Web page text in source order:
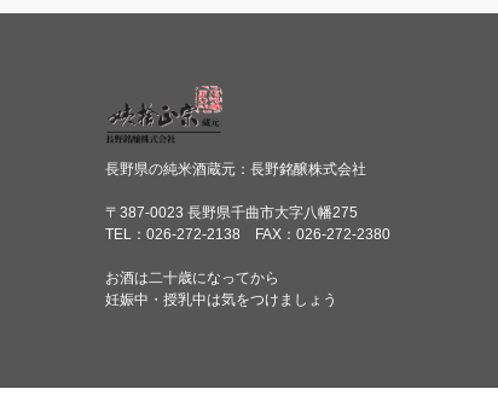
長野県の純米酒蔵元：長野銘醸株式会社
〒387-0023 長野県千曲市大字八幡275
TEL：026-272-2138 FAX：026-272-2380
お酒は二十歳になってから
妊娠中・授乳中は気をつけましょう